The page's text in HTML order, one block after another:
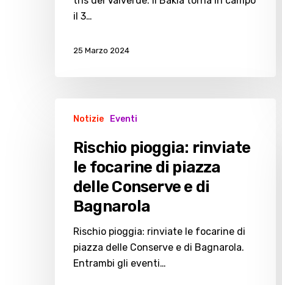
il 3…
25 Marzo 2024
pioggia:
focarine
piazza
Conserve
Notizie Eventi
Rischio pioggia: rinviate
le focarine di piazza
delle Conserve e di
Bagnarola
Rischio pioggia: rinviate le focarine di
piazza delle Conserve e di Bagnarola.
Entrambi gli eventi…